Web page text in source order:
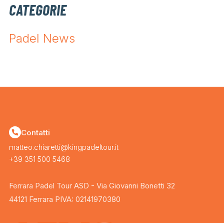
CATEGORIE
Padel News
Contatti
matteo.chiaretti@kingpadeltour.it
+39 351 500 5468
Ferrara Padel Tour ASD - Via Giovanni Bonetti 32
44121 Ferrara PIVA: 02141970380